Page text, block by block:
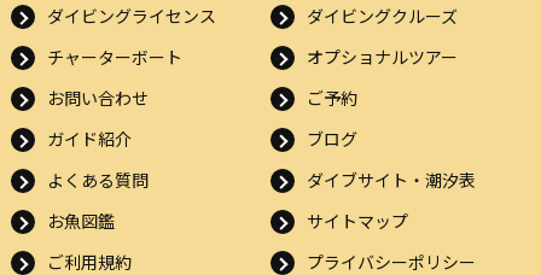
ダイビングライセンス
ダイビングクルーズ
チャーターボート
オプショナルツアー
お問い合わせ
ご予約
ガイド紹介
ブログ
よくある質問
ダイブサイト・潮汐表
お魚図鑑
サイトマップ
ご利用規約
プライバシーポリシー